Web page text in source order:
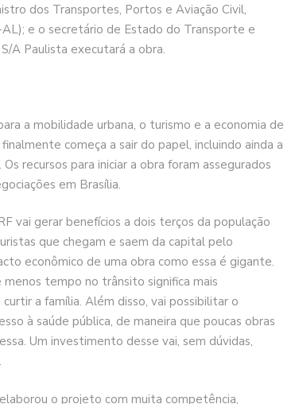
dos Transportes, Portos e Aviação Civil,
e o secretário de Estado do Transporte e
A Paulista executará a obra.
a mobilidade urbana, o turismo e a economia de
começa a sair do papel, incluindo ainda a
recursos para iniciar a obra foram assegurados
em Brasília.
vai gerar benefícios a dois terços da população
que chegam e saem da capital pelo
econômico de uma obra como essa é gigante.
tempo no trânsito significa mais
a família. Além disso, vai possibilitar o
à saúde pública, de maneira que poucas obras
Um investimento desse vai, sem dúvidas,
o projeto com muita competência,